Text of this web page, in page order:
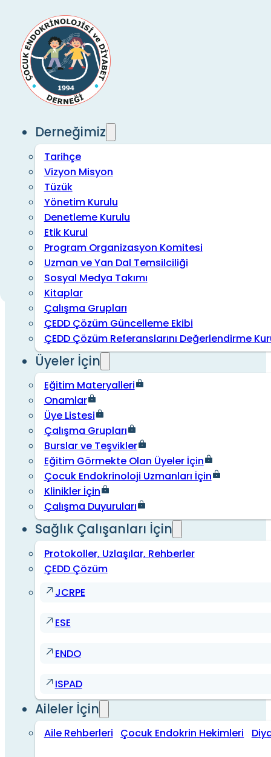
Derneğimiz
Tarihçe
Vizyon Misyon
Tüzük
Yönetim Kurulu
Denetleme Kurulu
Etik Kurul
Program Organizasyon Komitesi
Uzman ve Yan Dal Temsilciliği
Sosyal Medya Takımı
Kitaplar
Çalışma Grupları
ÇEDD Çözüm Güncelleme Ekibi
ÇEDD Çözüm Referanslarını Değerlendirme
Üyeler İçin
Eğitim Materyalleri
Onamlar
Üye Listesi
Çalışma Grupları
Burslar ve Teşvikler
Eğitim Görmekte Olan Üyeler İçin
Çocuk Endokrinoloji Uzmanları İçin
Klinikler İçin
Çalışma Duyuruları
Sağlık Çalışanları İçin
Protokoller, Uzlaşılar, Rehberler
ÇEDD Çözüm
JCRPE
ESE
ENDO
ISPAD
Aileler İçin
Aile Rehberleri Çocuk Endokrin Hekimleri